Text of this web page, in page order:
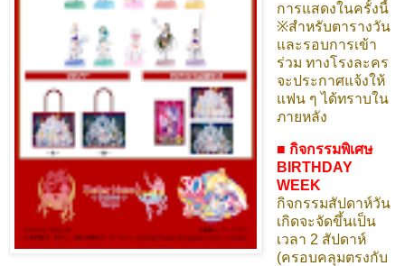
การแสดงในครั้งนี้
※สำหรับตารางวัน
และรอบการเข้า
ร่วม ทางโรงละคร
จะประกาศแจ้งให้
แฟน ๆ ได้ทราบใน
ภายหลัง
■ กิจกรรมพิเศษ
BIRTHDAY
WEEK
กิจกรรมสัปดาห์วัน
เกิดจะจัดขึ้นเป็น
เวลา 2 สัปดาห์
(ครอบคลุมตรงกับ